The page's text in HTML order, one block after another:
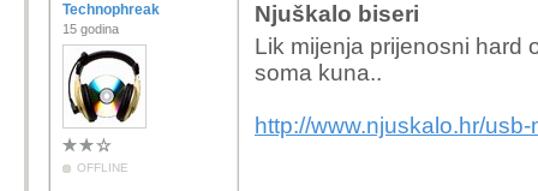
Technophreak
15 godina
OFFLINE
Njuškalo biseri
Lik mijenja prijenosni hard
soma kuna..
http://www.njuskalo.hr/